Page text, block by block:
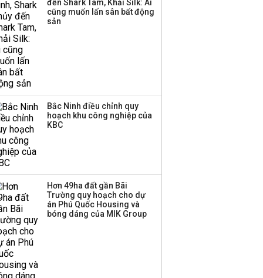
đến Shark Tam, Khải Silk: Ai
cũng muốn lấn sân bất động
sản
Bắc Ninh điều chỉnh quy
hoạch khu công nghiệp của
KBC
Hơn 49ha đất gần Bãi
Trường quy hoạch cho dự
án Phú Quốc Housing và
bóng dáng của MIK Group